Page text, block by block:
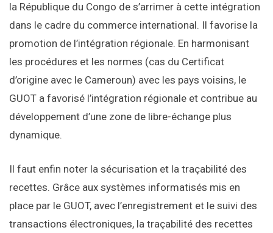
la République du Congo de s’arrimer à cette intégration
dans le cadre du commerce international. Il favorise la
promotion de l’intégration régionale. En harmonisant
les procédures et les normes (cas du Certificat
d’origine avec le Cameroun) avec les pays voisins, le
GUOT a favorisé l’intégration régionale et contribue au
développement d’une zone de libre-échange plus
dynamique.
Il faut enfin noter la sécurisation et la traçabilité des
recettes. Grâce aux systèmes informatisés mis en
place par le GUOT, avec l’enregistrement et le suivi des
transactions électroniques, la traçabilité des recettes